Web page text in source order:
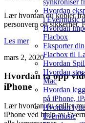
synkroniser
Hvordan
i Evermusic
Hvordan
Flacbox
Eksporter
Flacbox til
Hvordan
Hvordan
Mac
Hvordan
på iPhone,
Hvordan
Evermusic
Lær hvordan du kobler
personvern og sikkerhet.
Les mer
mars 2, 2020
Hvordan ta opp
iPhone
Lær hvordan du spiller
iPhone ved hjelp av